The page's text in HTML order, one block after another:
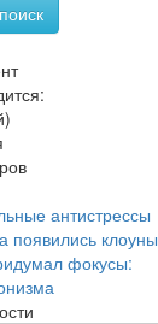
антистрессы
появились клоуны
фокусы: